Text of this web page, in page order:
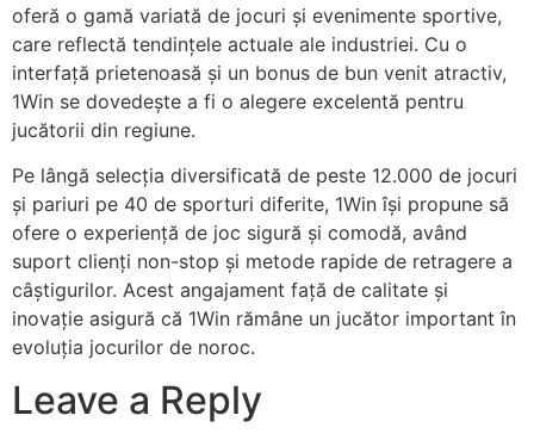
oferă o gamă variată de jocuri și evenimente sportive,
care reflectă tendințele actuale ale industriei. Cu o
interfață prietenoasă și un bonus de bun venit atractiv,
1Win se dovedește a fi o alegere excelentă pentru
jucătorii din regiune.
Pe lângă selecția diversificată de peste 12.000 de jocuri
și pariuri pe 40 de sporturi diferite, 1Win își propune să
ofere o experiență de joc sigură și comodă, având
suport clienți non-stop și metode rapide de retragere a
câștigurilor. Acest angajament față de calitate și
inovație asigură că 1Win rămâne un jucător important în
evoluția jocurilor de noroc.
Leave a Reply